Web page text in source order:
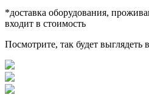
*доставка оборудования,
входит в стоимость
Посмотрите, так будет выглядеть